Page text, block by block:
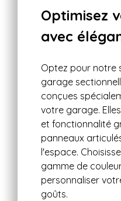
Optimisez
avec
Optez pour notre
garage
conçues
votre garage.
et fonctionnalité
panneaux
l'espace.
gamme de
personnaliser
goûts.